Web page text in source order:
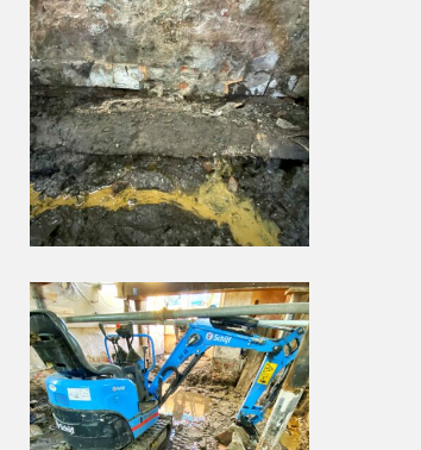
Brouwersgracht
29
Amsterdam
(6)
(foto
website)
10210317
Brouwersgracht
29
Amsterdam
(9)